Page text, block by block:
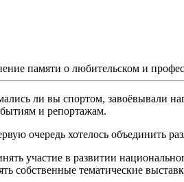
памяти о любительском и
ли вы спортом, завоёвывали
и репортажам.
очередь хотелось объединить
участие в развитии
собственные тематические